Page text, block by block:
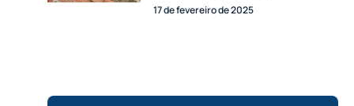
17 de fevereiro de 2025